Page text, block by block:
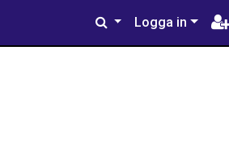
Logga in